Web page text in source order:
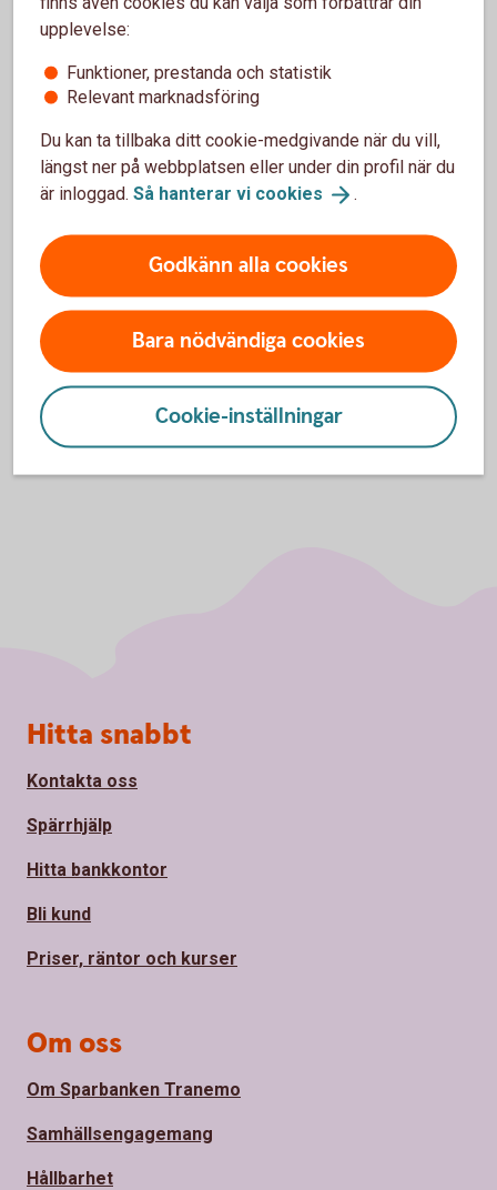
behandlas denna del av avkastningen som ränta. Om
avkastningen i övrigt är relaterad till aktiemarknaden ska
eventuell överskjutande avkastning anses som kapitalvinst.
Banken innehåller preliminär skatt på den förutbestämda
avkastning betalas i efterhand i samband med
deklarationen.
Lathund deklaration 2020(pdf)
Lathund deklaration 2021 (pdf)
upplevelse:
Funktioner, prestanda och statistik
Relevant marknadsföring
Du kan ta tillbaka ditt cookie-medgivande när du vill,
längst ner på webbplatsen eller under din profil när du
är inloggad. Så hanterar vi cookies .
Godkänn alla cookies
Bara nödvändiga cookies
Cookie-inställningar
Sidfot
Hitta snabbt
Kontakta oss
Spärrhjälp
Hitta bankkontor
Bli kund
Priser, räntor och kurser
Om oss
Om Sparbanken Tranemo
Samhällsengagemang
Hållbarhet